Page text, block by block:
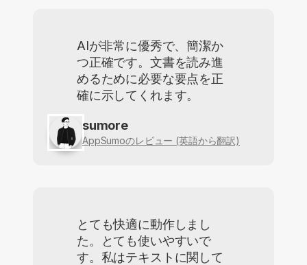
AIが非常に優秀で、簡潔か
つ正確です。文書を読み進
めるために必要な要点を正
確に示してくれます。
sumore
AppSumoのレビュー (英語から翻訳)
とても快適に動作しまし
た。とても使いやすいで
す。私はテキストに関して